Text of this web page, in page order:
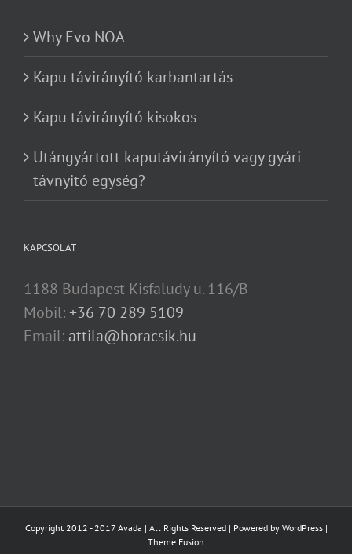
Why Evo NOA
Kapu távirányító karbantartás
Kapu távirányító kisokos
Utángyártott kaputávirányító vagy gyári
távnyitó egység?
KAPCSOLAT
1188 Budapest Kisfaludy u. 116/B
Mobil:+36 70 289 5109
Email: attila@horacsik.hu
Copyright 2012 - 2017 Avada | All Rights Reserved | Powered by WordPress|
Theme Fusion